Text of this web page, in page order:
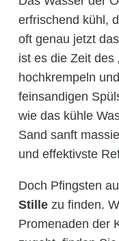
erfrischend kühl,
oft genau jetzt
ist es die Zeit des
hochkrempeln
feinsandigen
wie das kühle
Sand sanft
und effektivste
Doch Pfingsten
Stille zu finden.
Promenaden der